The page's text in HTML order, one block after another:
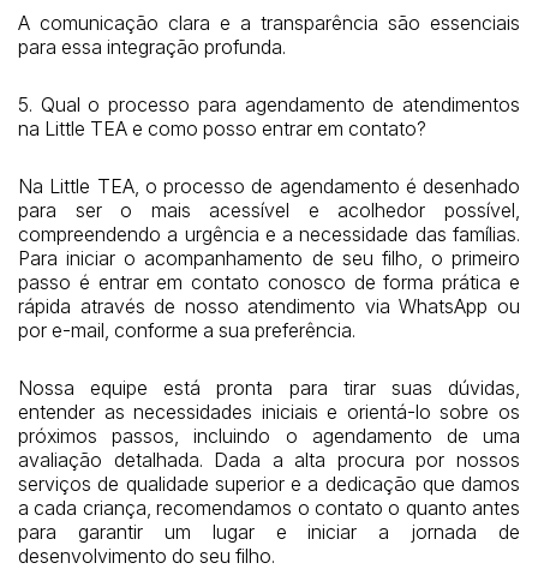
A comunicação clara e a transparência são essenciais
para essa integração profunda.
5. Qual o processo para agendamento de atendimentos
na Little TEA e como posso entrar em contato?
Na Little TEA, o processo de agendamento é desenhado
para ser o mais acessível e acolhedor possível,
compreendendo a urgência e a necessidade das famílias.
Para iniciar o acompanhamento de seu filho, o primeiro
passo é entrar em contato conosco de forma prática e
rápida através de nosso atendimento via WhatsApp ou
por e-mail, conforme a sua preferência.
Nossa equipe está pronta para tirar suas dúvidas,
entender as necessidades iniciais e orientá-lo sobre os
próximos passos, incluindo o agendamento de uma
avaliação detalhada. Dada a alta procura por nossos
serviços de qualidade superior e a dedicação que damos
a cada criança, recomendamos o contato o quanto antes
para garantir um lugar e iniciar a jornada de
desenvolvimento do seu filho.